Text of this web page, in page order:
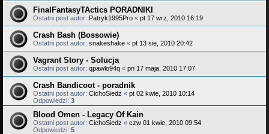
FinalFantasyTActics PORADNIKI
Ostatni post autor: Patryk1995Pro « pt 17 wrz, 2010 16:19
Crash Bash (Bossowie)
Ostatni post autor: snakeshake « pt 13 sie, 2010 20:42
Vagrant Story - Solucja
Ostatni post autor: qpawlo94q « pn 17 maja, 2010 17:07
Crash Bandicoot - poradnik
Ostatni post autor: CichoSiedz « pt 02 kwie, 2010 10:14
Odpowiedzi: 3
Blood Omen - Legacy Of Kain
Ostatni post autor: CichoSiedz « czw 01 kwie, 2010 09:54
Odpowiedzi: 5